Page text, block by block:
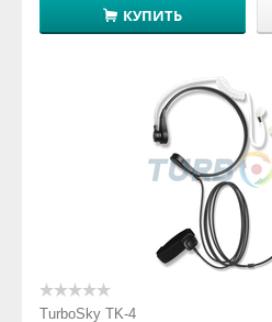
КУПИТЬ
TurboSky TK-4